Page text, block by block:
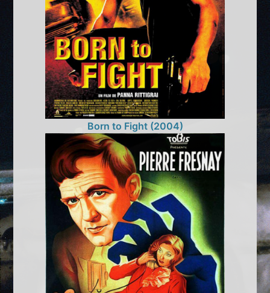
Born to Fight (2004)